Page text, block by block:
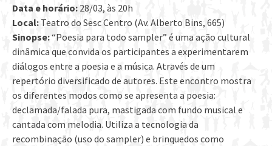
Data e horário: 28/03, às 20h
Local: Teatro do Sesc Centro (Av. Alberto Bins, 665)
Sinopse:“Poesia para todo sampler” é uma ação cultural
dinâmica que convida os participantes a experimentarem
diálogos entre a poesia e a música. Através de um
repertório diversificado de autores. Este encontro mostra
os diferentes modos como se apresenta a poesia:
declamada/falada pura, mastigada com fundo musical e
cantada com melodia. Utiliza a tecnologia da
recombinação (uso do sampler) e brinquedos como